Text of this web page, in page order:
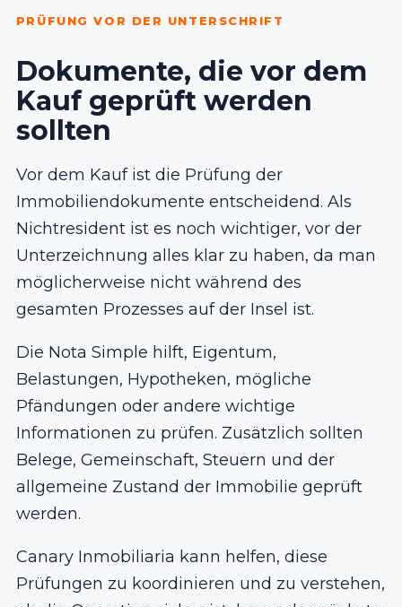
PRÜFUNG VOR DER UNTERSCHRIFT
Dokumente, die vor dem
Kauf geprüft werden
sollten
Vor dem Kauf ist die Prüfung der
Immobiliendokumente entscheidend. Als
Nichtresident ist es noch wichtiger, vor der
Unterzeichnung alles klar zu haben, da man
möglicherweise nicht während des
gesamten Prozesses auf der Insel ist.
Die Nota Simple hilft, Eigentum,
Belastungen, Hypotheken, mögliche
Pfändungen oder andere wichtige
Informationen zu prüfen. Zusätzlich sollten
Belege, Gemeinschaft, Steuern und der
allgemeine Zustand der Immobilie geprüft
werden.
Canary Inmobiliaria kann helfen, diese
Prüfungen zu koordinieren und zu verstehen,